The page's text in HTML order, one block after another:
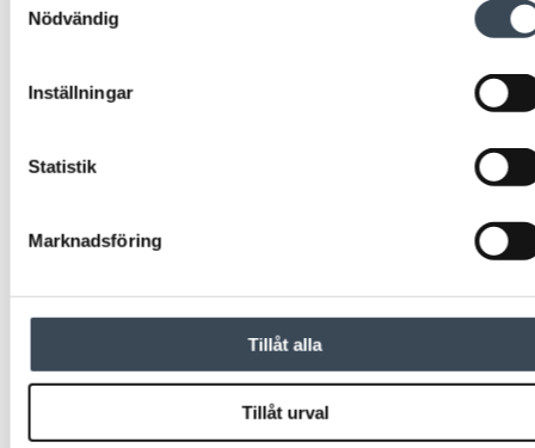
Nödvändig
Inställningar
Statistik
Marknadsföring
Tillåt alla
Tillåt urval
TILLBEHÖR
Tillbehörspåse Plugg cylinderhål Nokey Gen2
TILLBEHÖR
TILLBEHÖR